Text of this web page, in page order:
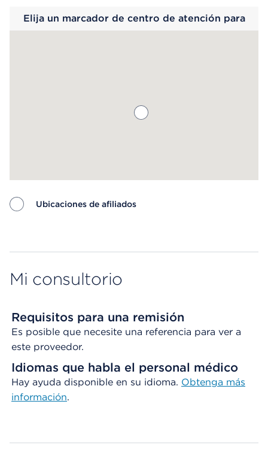
Elija un marcador de centro de atención para
Ubicaciones de afiliados
Mi consultorio
Requisitos para una remisión
Es posible que necesite una referencia para ver a
este proveedor.
Idiomas que habla el personal médico
Hay ayuda disponible en su idioma. Obtenga más
información.